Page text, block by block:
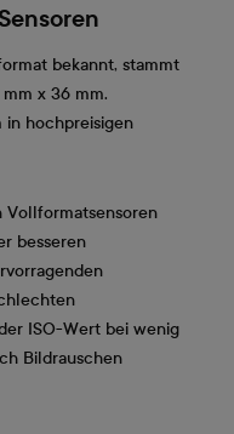
bekannt, stammt
x 36 mm.
in hochpreisigen
Vollformatsensoren
besseren
ISO-Wert bei wenig
Bildrauschen